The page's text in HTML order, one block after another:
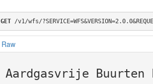
GET /v1/wfs/
Raw
Aardgasvrije